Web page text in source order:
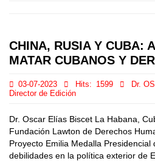
CHINA, RUSIA Y CUBA:
MATAR CUBANOS Y
03-07-2023 Hits: 1599
Dr.
Director de Edición
Dr. Oscar Elías Biscet La Habana,
Fundación Lawton de Derechos
Proyecto Emilia Medalla
debilidades en la política exterior de